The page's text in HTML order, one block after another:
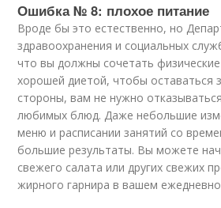
Ошибка № 8: плохое питание
Вроде бы это естественно, но
здравоохранения и социальных
что вы должны сочетать
хорошей диетой, чтобы оставаться
стороны, вам не нужно
любимых блюд. Даже небольшие
меню и расписании занятий со
большие результаты. Вы можете
свежего салата или других свежих
жирного гарнира в вашем